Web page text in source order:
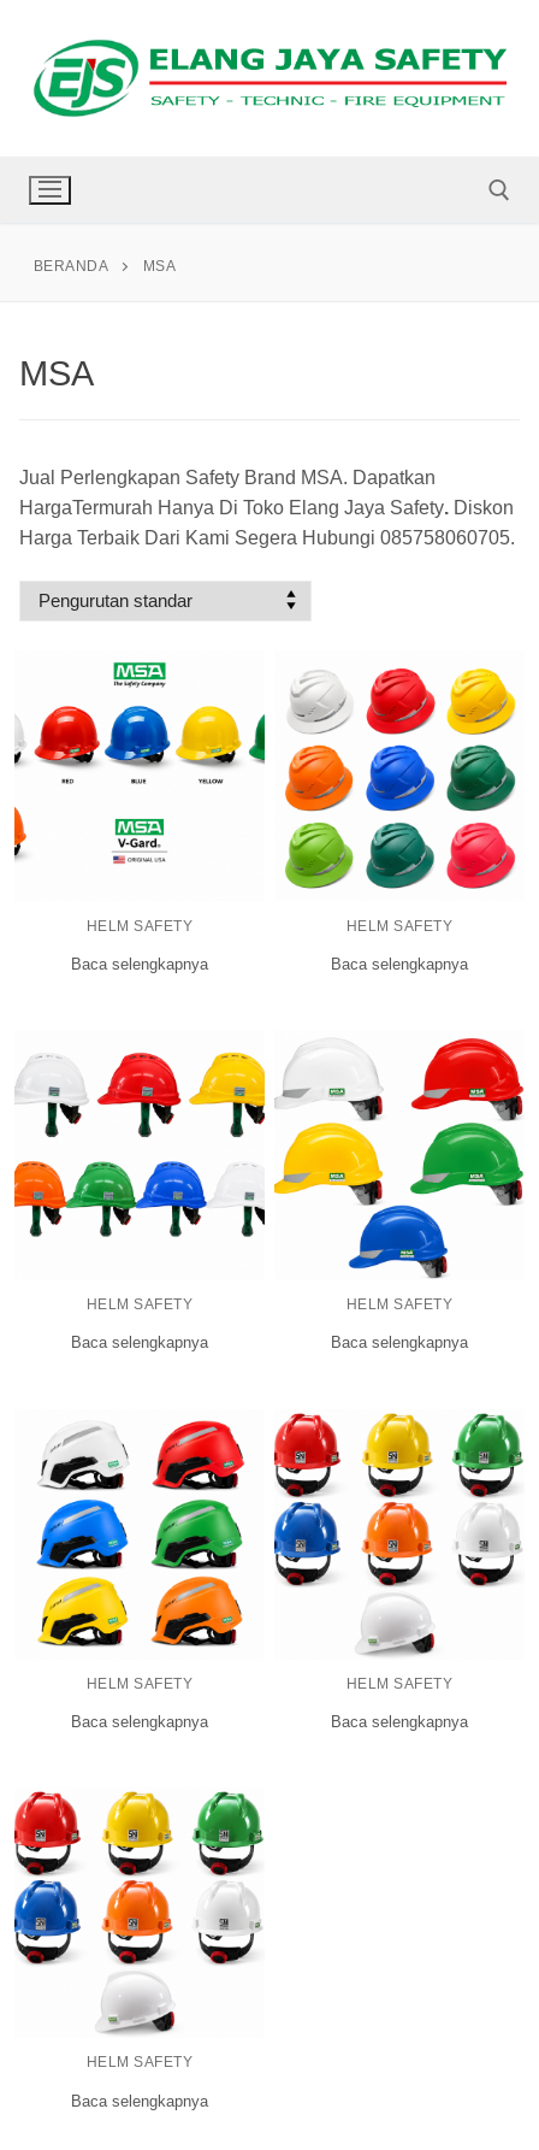
BERANDA MSA
MSA
Jual Perlengkapan Safety Brand MSA. Dapatkan
HargaTermurah Hanya Di Toko Elang Jaya Safety. Diskon
Harga Terbaik Dari Kami Segera Hubungi 085758060705.
HELM SAFETY
Baca selengkapnya
HELM SAFETY
Baca selengkapnya
HELM SAFETY
Baca selengkapnya
HELM SAFETY
Baca selengkapnya
HELM SAFETY
Baca selengkapnya
HELM SAFETY
Baca selengkapnya
HELM SAFETY
Baca selengkapnya